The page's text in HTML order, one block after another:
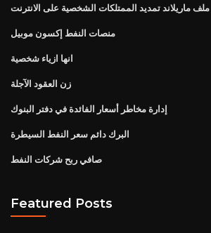
ملف ماريلاند تمديد الممتلكات الشخصية على الانترنت
منصات النفط إكسون موبيل
انها ازياء شخصية
زن العقود الآجلة
إدارة مخاطر أسعار الفائدة في دفتر البنوك
البرك دائم سعر النفط السيطرة
صافي ربح شركات النفط
Featured Posts